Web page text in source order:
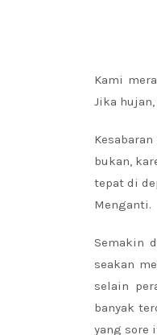
Kami
Jika
bukan,
tepat di
Menganti.
Semakin
seakan
selain
banyak
yang sore